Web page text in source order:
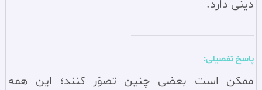
دينی دارد.
پاسخ تفصیلی:
ممكن است بعضى چنين تصوّر كنند؛ اين همه